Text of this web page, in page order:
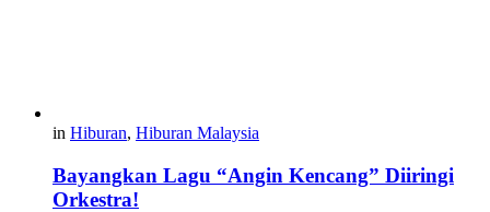
in Hiburan, Hiburan Malaysia
Bayangkan Lagu “Angin Kencang” Diiringi
Orkestra!